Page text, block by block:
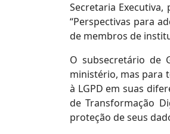
Secretaria
“Perspectivas para
de membros de
O subsecretário de
ministério, mas para
à LGPD em suas
de Transformação
proteção de seus